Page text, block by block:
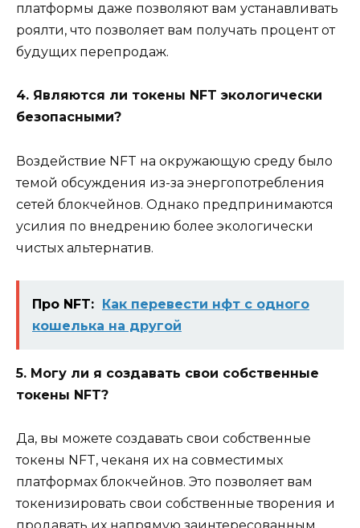
платформы даже позволяют вам устанавливать
роялти, что позволяет вам получать процент от
будущих перепродаж.
4. Являются ли токены NFT экологически
безопасными?
Воздействие NFT на окружающую среду было
темой обсуждения из-за энергопотребления
сетей блокчейнов. Однако предпринимаются
усилия по внедрению более экологически
чистых альтернатив.
Про NFT: Как перевести нфт с одного
кошелька на другой
5. Могу ли я создавать свои собственные
токены NFT?
Да, вы можете создавать свои собственные
токены NFT, чеканя их на совместимых
платформах блокчейнов. Это позволяет вам
токенизировать свои собственные творения и